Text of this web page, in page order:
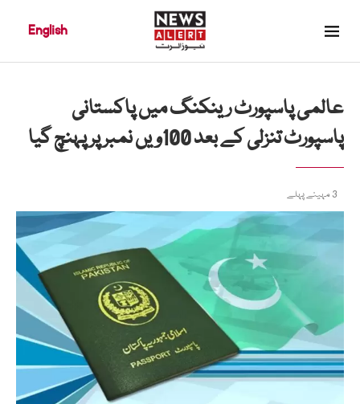
English
عالمی پاسپورٹ رینکنگ میں پاکستانی
پاسپورٹ تنزلی کے بعد 100ویں نمبر پر پہنچ گیا
3 مہینے پہلے